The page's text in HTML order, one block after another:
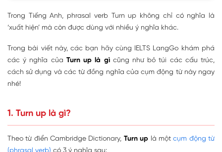
Trong Tiếng Anh, phrasal verb Turn up không chỉ có nghĩa là
‘xuất hiện’ mà còn được dùng với nhiều ý nghĩa khác.
Trong bài viết này, các bạn hãy cùng IELTS LangGo khám phá
các ý nghĩa của Turn up là gìcũng như bỏ túi các cấu trúc,
cách sử dụng và các từ đồng nghĩa của cụm động từ này ngay
nhé!
1. Turn up là gì?
Theo từ điển Cambridge Dictionary, Turn up là mộtcụm động từ
(phrasal verb) có 3 ý nghĩa sau: